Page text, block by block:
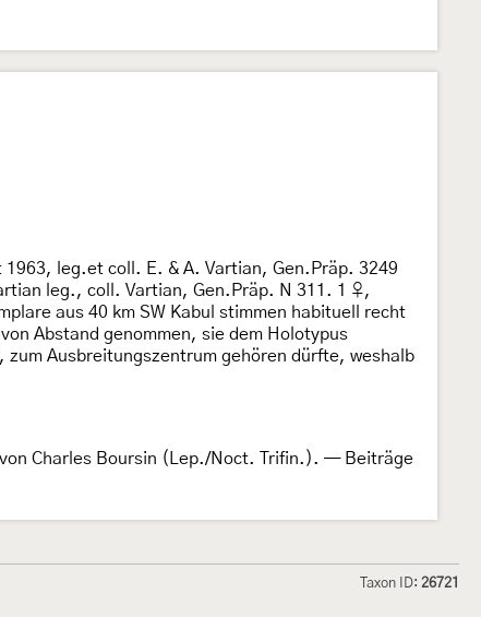
leg.et coll. E. & A. Vartian, Gen.Präp. 3249
leg., coll. Vartian, Gen.Präp. N 311. 1 ♀,
aus 40 km SW Kabul stimmen habituell recht
Abstand genommen, sie dem Holotypus
Ausbreitungszentrum gehören dürfte, weshalb
Charles Boursin (Lep./Noct. Trifin.). — Beiträge
Taxon ID: 26721